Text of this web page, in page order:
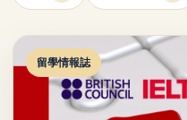
留學情報誌